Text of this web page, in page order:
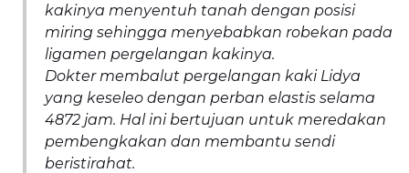
kakinya menyentuh tanah dengan posisi
miring sehingga menyebabkan robekan pada
ligamen pergelangan kakinya.
Dokter membalut pergelangan kaki Lidya
yang keseleo dengan perban elastis selama
4872 jam. Hal ini bertujuan untuk meredakan
pembengkakan dan membantu sendi
beristirahat.